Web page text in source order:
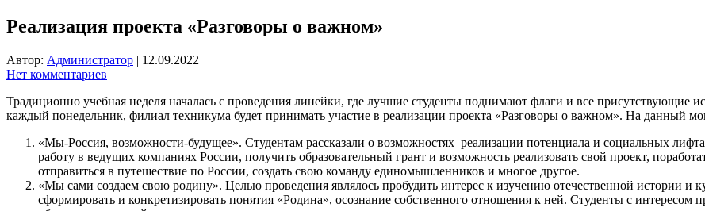
Реализация проекта «Разговоры о важном»
Автор: Администратор | 12.09.2022
Нет комментариев
Традиционно учебная неделя началась с проведения линейки, где лучшие студенты поднимают флаги и все присутствующие
каждый понедельник, филиал техникума будет принимать участие в реализации проекта «Разговоры о важном». На данный
«Мы-Россия, возможности-будущее». Студентам рассказали о возможностях реализации потенциала и социальных
работу в ведущих компаниях России, получить образовательный грант и возможность реализовать свой проект,
отправиться в путешествие по России, создать свою команду единомышленников и многое другое.
«Мы сами создаем свою родину». Целью проведения являлось пробудить интерес к изучению отечественной истории и
сформировать и конкретизировать понятия «Родина», осознание собственного отношения к ней. Студенты с